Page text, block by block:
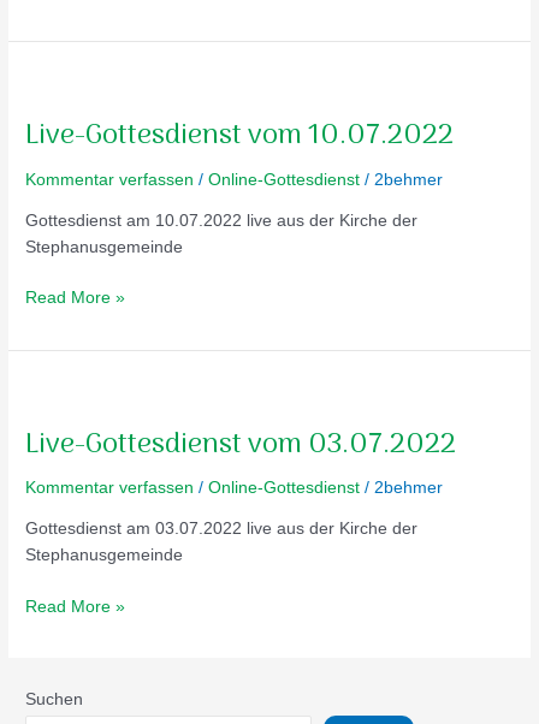
Live-Gottesdienst vom 10.07.2022
Kommentar verfassen /Online-Gottesdienst / 2behmer
Gottesdienst am 10.07.2022 live aus der Kirche der
Stephanusgemeinde
vom
Read More »
Live-Gottesdienst vom 03.07.2022
Kommentar verfassen /Online-Gottesdienst /2behmer
Gottesdienst am 03.07.2022 live aus der Kirche der
Stephanusgemeinde
vom
Read More »
Suchen